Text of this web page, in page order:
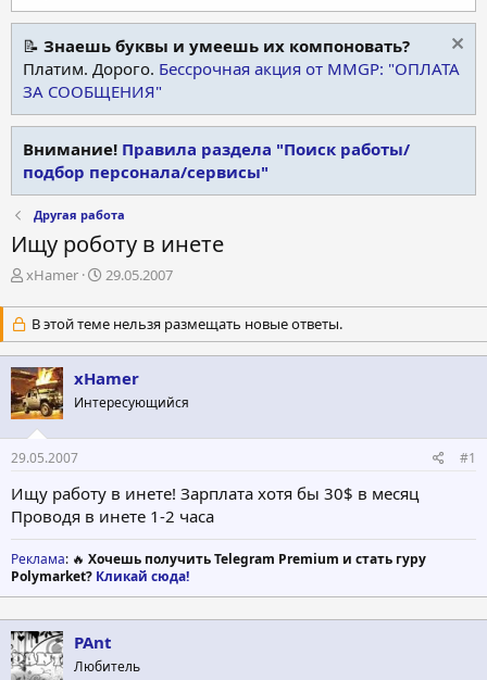
📝 Знаешь буквы и умеешь их компоновать?
Платим. Дорого. Бессрочная акция от MMGP: "ОПЛАТА
ЗА СООБЩЕНИЯ"
Внимание! Правила раздела "Поиск работы/
подбор персонала/сервисы"
Другая работа
Ищу роботу в инете
А
т
о
р
т
е
м
ы
xHamer
Д
т
а
н
а
ч
а
29.05.2007
В этой теме нельзя размещать новые ответы.
xHamer
Интересующийся
29.05.2007 #1
Ищу работу в инете! Зарплата хотя бы 30$ в месяц
Проводя в инете 1-2 часа
Реклама: 🔥 Хочешь получить Telegram Premium и стать гуру
Polymarket? Кликай сюда!
PAnt
Любитель